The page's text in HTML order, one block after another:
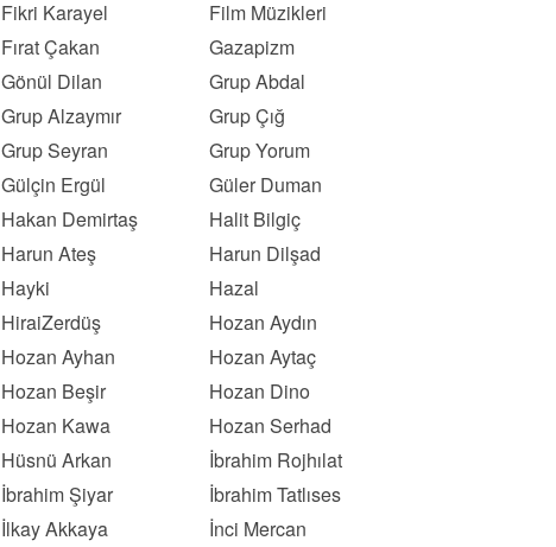
Fikri Karayel
Film Müzikleri
Fırat Çakan
Gazapizm
Gönül Dilan
Grup Abdal
Grup Alzaymır
Grup Çığ
Grup Seyran
Grup Yorum
Gülçin Ergül
Güler Duman
Hakan Demirtaş
Halit Bilgiç
Harun Ateş
Harun Dilşad
Hayki
Hazal
HiraiZerdüş
Hozan Aydın
Hozan Ayhan
Hozan Aytaç
Hozan Beşir
Hozan Dino
Hozan Kawa
Hozan Serhad
Hüsnü Arkan
İbrahim Rojhılat
İbrahim Şiyar
İbrahim Tatlıses
İlkay Akkaya
İnci Mercan